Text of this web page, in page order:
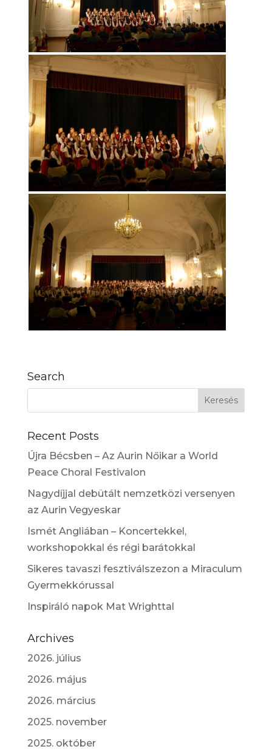
Search
Recent Posts
Újra Bécsben – Az Aurin Nőikar a World
Peace Choral Festivalon
Nagydíjjal debütált nemzetközi versenyen
az Aurin Vegyeskar
Ismét Angliában – Koncertekkel,
workshopokkal és régi barátokkal
Sikeres tavaszi fesztiválszezon a Miraculum
Gyermekkórussal
Inspiráló napok Mat Wrighttal
Archives
2026. július
2026. május
2026. március
2025. november
2025. október